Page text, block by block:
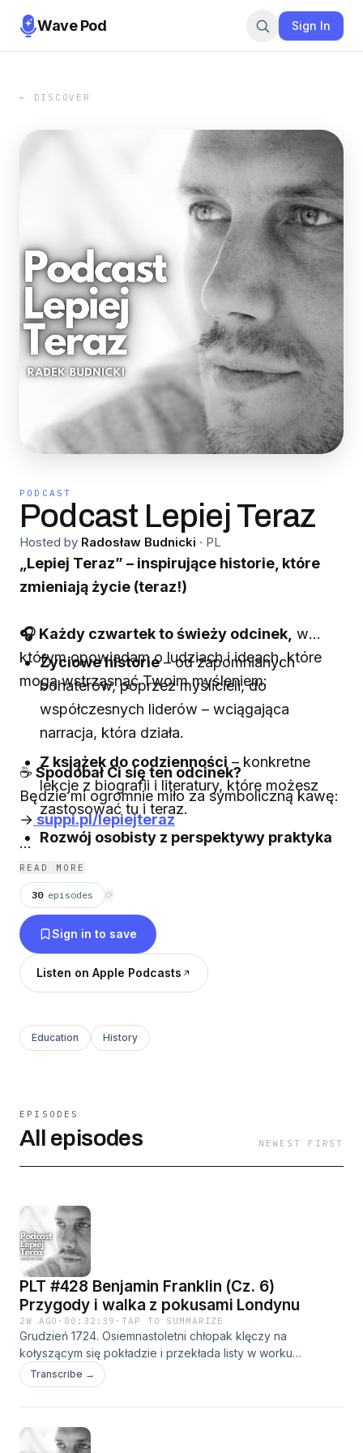
Wave Pod Sign In
← DISCOVER
PODCAST
Podcast Lepiej Teraz
Hosted by Radosław Budnicki · PL
„Lepiej Teraz” – inspirujące historie, które
zmieniają życie (teraz!)
🎧 Każdy czwartek to świeży odcinek, w
którym opowiadam o ludziach i ideach, które
mogą wstrząsnąć Twoim myśleniem:
Życiowe historie– od zapomnianych
bohaterów, poprzez myślicieli, do
współczesnych liderów – wciągająca
narracja, która działa.
Z książek do codzienności – konkretne
lekcje z biografii i literatury, które możesz
zastosować tu i teraz.
Rozwój osobisty z perspektywy praktyka
– pomysły, które dają sens, porządkują życie
i dają moc działania.
☕ Spodobał Ci się ten odcinek?
Będzie mi ogromnie miło za symboliczną kawę:
→ suppi.pl/lepiejteraz
🤝 Zostań Mecenasem Podcastu!
podziękuje Ci w odcinku):
→patronite.pl/podcastlepiejteraz
READ MORE
30 episodes ⟳
Sign in to save
Listen on Apple Podcasts
Education History
EPISODES
All episodes NEWEST FIRST
PLT #428 Benjamin Franklin (Cz. 6)
Przygody i walka z pokusami Londynu
2W AGO · 00:32:39 ·TAP TO SUMMARIZE
Grudzień 1724. Osiemnastoletni chłopak klęczy na
kołyszącym się pokładzie i przekłada listy w worku
pocztowym. Szuka swojego nazwiska. Za kilka godzin
zejdzie na ląd w największym mieście zachodniego świata.
życia i o człowieku, który pokazał Benowi, czym naprawdę
Transcribe →